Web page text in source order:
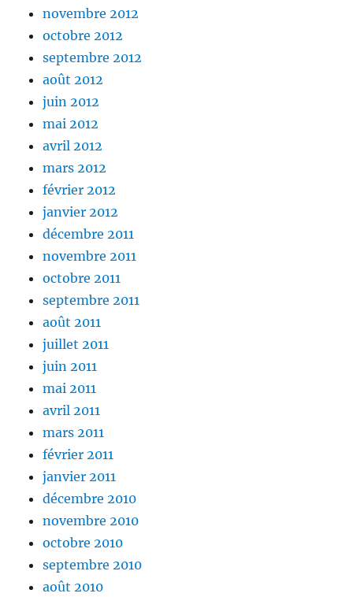
novembre 2012
octobre 2012
septembre 2012
août 2012
juin 2012
mai 2012
avril 2012
mars 2012
février 2012
janvier 2012
décembre 2011
novembre 2011
octobre 2011
septembre 2011
août 2011
juillet 2011
juin 2011
mai 2011
avril 2011
mars 2011
février 2011
janvier 2011
décembre 2010
novembre 2010
octobre 2010
septembre 2010
août 2010